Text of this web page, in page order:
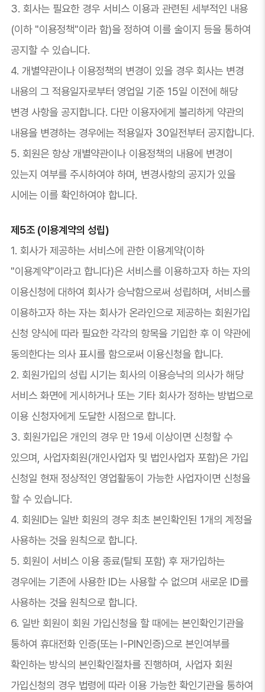
3. 회사는 필요한 경우 서비스 이용과 관련된 세부적인 내용
(이하 "이용정책"이라 함)을 정하여 이를 술이지 등을 통하여
공지할 수 있습니다.
4. 개별약관이나 이용정책의 변경이 있을 경우 회사는 변경
내용의 그 적용일자로부터 영업일 기준 15일 이전에 해당
변경 사항을 공지합니다. 다만 이용자에게 불리하게 약관의
내용을 변경하는 경우에는 적용일자 30일전부터 공지합니다.
5. 회원은 항상 개별약관이나 이용정책의 내용에 변경이
있는지 여부를 주시하여야 하며, 변경사항의 공지가 있을
시에는 이를 확인하여야 합니다.
제5조 (이용계약의 성립)
1. 회사가 제공하는 서비스에 관한 이용계약(이하
"이용계약"이라고 합니다)은 서비스를 이용하고자 하는 자의
이용신청에 대하여 회사가 승낙함으로써 성립하며, 서비스를
이용하고자 하는 자는 회사가 온라인으로 제공하는 회원가입
신청 양식에 따라 필요한 각각의 항목을 기입한 후 이 약관에
동의한다는 의사 표시를 함으로써 이용신청을 합니다.
2. 회원가입의 성립 시기는 회사의 이용승낙의 의사가 해당
서비스 화면에 게시하거나 또는 기타 회사가 정하는 방법으로
이용 신청자에게 도달한 시점으로 합니다.
3. 회원가입은 개인의 경우 만 19세 이상이면 신청할 수
있으며, 사업자회원(개인사업자 및 법인사업자 포함)은 가입
신청일 현재 정상적인 영업활동이 가능한 사업자이면 신청을
할 수 있습니다.
4. 회원ID는 일반 회원의 경우 최초 본인확인된 1개의 계정을
사용하는 것을 원칙으로 합니다.
5. 회원이 서비스 이용 종료(탈퇴 포함) 후 재가입하는
경우에는 기존에 사용한 ID는 사용할 수 없으며 새로운 ID를
사용하는 것을 원칙으로 합니다.
6. 일반 회원이 회원 가입신청을 할 때에는 본인확인기관을
통하여 휴대전화 인증(또는 I-PIN인증)으로 본인여부를
확인하는 방식의 본인확인절차를 진행하며, 사업자 회원
가입신청의 경우 법령에 따라 이용 가능한 확인기관을 통하여